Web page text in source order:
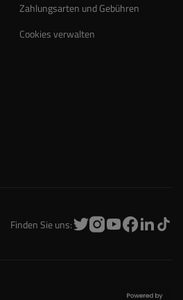
Zahlungsarten und Gebühren
Cookies verwalten
Finden Sie uns: